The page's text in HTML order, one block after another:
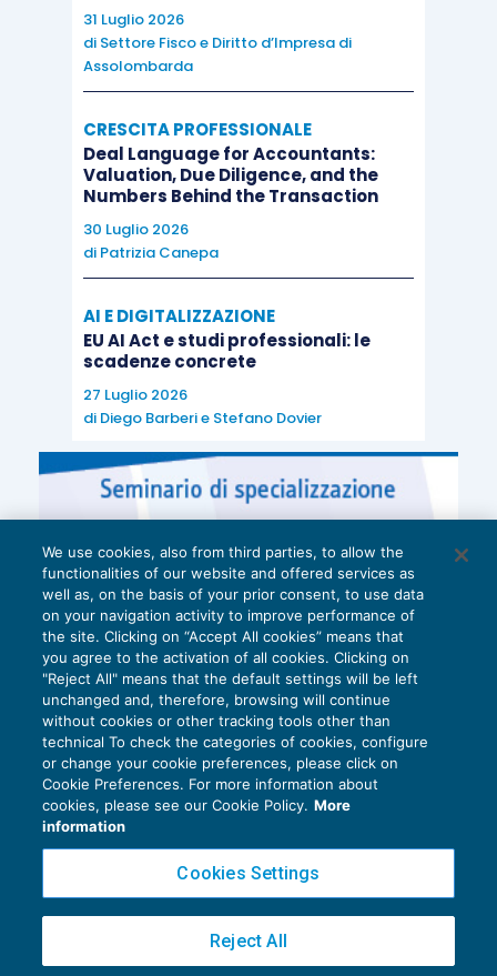
31 Luglio 2026
di Settore Fisco e Diritto d’Impresa di
Assolombarda
CRESCITA PROFESSIONALE
Deal Language for Accountants:
Valuation, Due Diligence, and the
Numbers Behind the Transaction
30 Luglio 2026
di Patrizia Canepa
AI E DIGITALIZZAZIONE
EU AI Act e studi professionali: le
scadenze concrete
27 Luglio 2026
di Diego Barberie Stefano Dovier
Privacy Policy
Cookie Policy
Copyright 2016 ©Gruppo Euroconference S.p.A.v2.32.4
Piazza Luigi Einaudi, 10N01 - 20124 Milano - info@ecnews.it
We use cookies, also from third parties, to allow the
functionalities of our website and offered services as
well as, on the basis of your prior consent, to use data
on your navigation activity to improve performance of
the site. Clicking on “Accept All cookies” means that
you agree to the activation of all cookies. Clicking on
"Reject All" means that the default settings will be left
unchanged and, therefore, browsing will continue
without cookies or other tracking tools other than
technical To check the categories of cookies, configure
or change your cookie preferences, please click on
Cookie Preferences. For more information about
cookies, please see our Cookie Policy. More
information
Cookies Settings
Reject All